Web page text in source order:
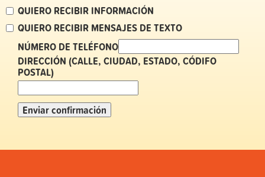
QUIERO RECIBIR INFORMACIÓN
QUIERO RECIBIR MENSAJES DE TEXTO
NÚMERO DE TELÉFONO
DIRECCIÓN (CALLE, CIUDAD, ESTADO, CÓDIFO
POSTAL)